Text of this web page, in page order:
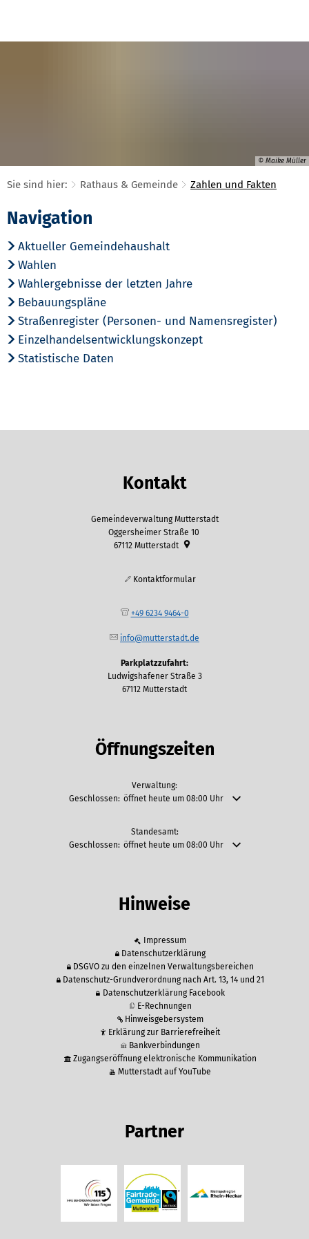
© Maike Müller
Sie sind hier: Rathaus & Gemeinde Zahlen und Fakten
Zahlen
und
Fakten
Navigation
Aktueller Gemeindehaushalt
Wahlen
Wahlergebnisse der letzten Jahre
Bebauungspläne
Straßenregister (Personen- und Namensregister)
Einzelhandelsentwicklungskonzept
Statistische Daten
Kontakt
Gemeindeverwaltung Mutterstadt
Oggersheimer Straße 10
67112 Mutterstadt
Kontaktformular
+49 6234 9464-0
info@mutterstadt.de
Parkplatzzufahrt:
Ludwigshafener Straße 3
67112 Mutterstadt
Öffnungszeiten
Verwaltung:
Klicken, um weitere Öffnungs- oder Schließzeiten
Geschlossen: öffnet heute um 08:00 Uhr
Standesamt:
Klicken, um weitere Öffnungs- oder Schließzeiten
Geschlossen: öffnet heute um 08:00 Uhr
Hinweise
Impressum
Datenschutzerklärung
DSGVO zu den einzelnen Verwaltungsbereichen
Datenschutz-Grundverordnung nach Art. 13, 14 und 21
Datenschutzerklärung Facebook
E-Rechnungen
Hinweisgebersystem
Erklärung zur Barrierefreiheit
Bankverbindungen
Zugangseröffnung elektronische Kommunikation
Mutterstadt auf YouTube
Partner